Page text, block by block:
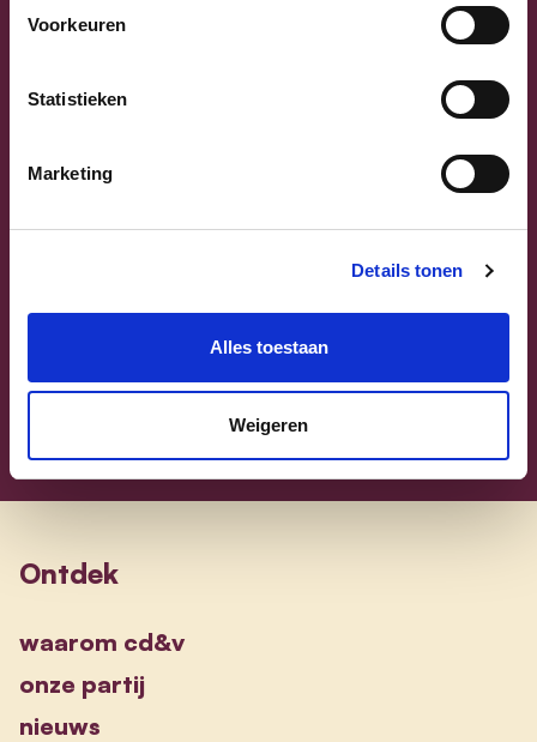
Voorkeuren
Statistieken
Marketing
Details tonen
Alles toestaan
Weigeren
Sammy Mahdi
Vlaams-Brabant | Federaal Parlement
Previous Next
alle kandidaten
Ontdek
waarom cd&v
onze partij
nieuws